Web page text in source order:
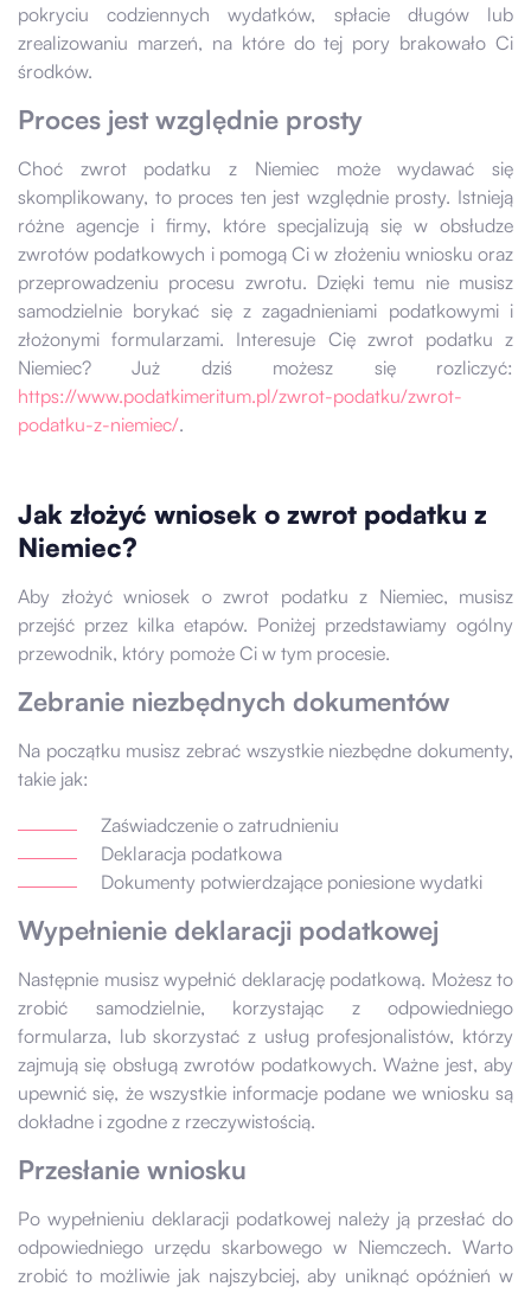
pokryciu codziennych wydatków, spłacie długów lub
zrealizowaniu marzeń, na które do tej pory brakowało Ci
środków.
Proces jest względnie prosty
Choć zwrot podatku z Niemiec może wydawać się
skomplikowany, to proces ten jest względnie prosty. Istnieją
różne agencje i firmy, które specjalizują się w obsłudze
zwrotów podatkowych i pomogą Ci w złożeniu wniosku oraz
przeprowadzeniu procesu zwrotu. Dzięki temu nie musisz
samodzielnie borykać się z zagadnieniami podatkowymi i
złożonymi formularzami. Interesuje Cię zwrot podatku z
Niemiec? Już dziś możesz się rozliczyć:
https://www.podatkimeritum.pl/zwrot-podatku/zwrot-
podatku-z-niemiec/.
Jak złożyć wniosek o zwrot podatku z
Niemiec?
Aby złożyć wniosek o zwrot podatku z Niemiec, musisz
przejść przez kilka etapów. Poniżej przedstawiamy ogólny
przewodnik, który pomoże Ci w tym procesie.
Zebranie niezbędnych dokumentów
Na początku musisz zebrać wszystkie niezbędne dokumenty,
takie jak:
Zaświadczenie o zatrudnieniu
Deklaracja podatkowa
Dokumenty potwierdzające poniesione wydatki
Wypełnienie deklaracji podatkowej
Następnie musisz wypełnić deklarację podatkową. Możesz to
zrobić samodzielnie, korzystając z odpowiedniego
formularza, lub skorzystać z usług profesjonalistów, którzy
zajmują się obsługą zwrotów podatkowych. Ważne jest, aby
upewnić się, że wszystkie informacje podane we wniosku są
dokładne i zgodne z rzeczywistością.
Przesłanie wniosku
Po wypełnieniu deklaracji podatkowej należy ją przesłać do
odpowiedniego urzędu skarbowego w Niemczech. Warto
zrobić to możliwie jak najszybciej, aby uniknąć opóźnień w